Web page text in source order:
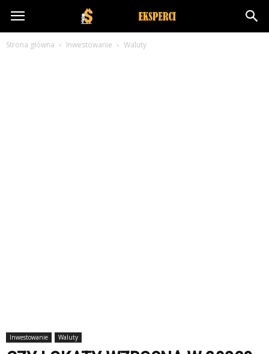
NakreceniEksperci.pl
Strona główna Inwestowanie Waluty
Inwestowanie Waluty